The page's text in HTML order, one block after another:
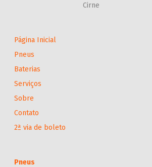
Página Inicial
Pneus
Baterias
Serviços
Sobre
Contato
2ª via de boleto
Pneus